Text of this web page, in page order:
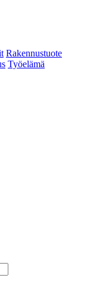
Rakennustuote
Työelämä